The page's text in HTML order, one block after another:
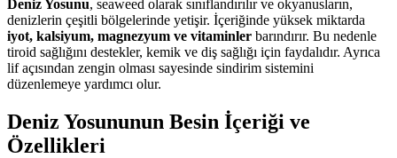
Deniz Yosunu, seaweed olarak sınıflandırılır ve okyanusların,
denizlerin çeşitli bölgelerinde yetişir. İçeriğinde yüksek miktarda
iyot, kalsiyum, magnezyum ve vitaminler barındırır. Bu nedenle
tiroid sağlığını destekler, kemik ve diş sağlığı için faydalıdır. Ayrıca
lif açısından zengin olması sayesinde sindirim sistemini
düzenlemeye yardımcı olur.
Deniz Yosununun Besin İçeriği ve
Özellikleri